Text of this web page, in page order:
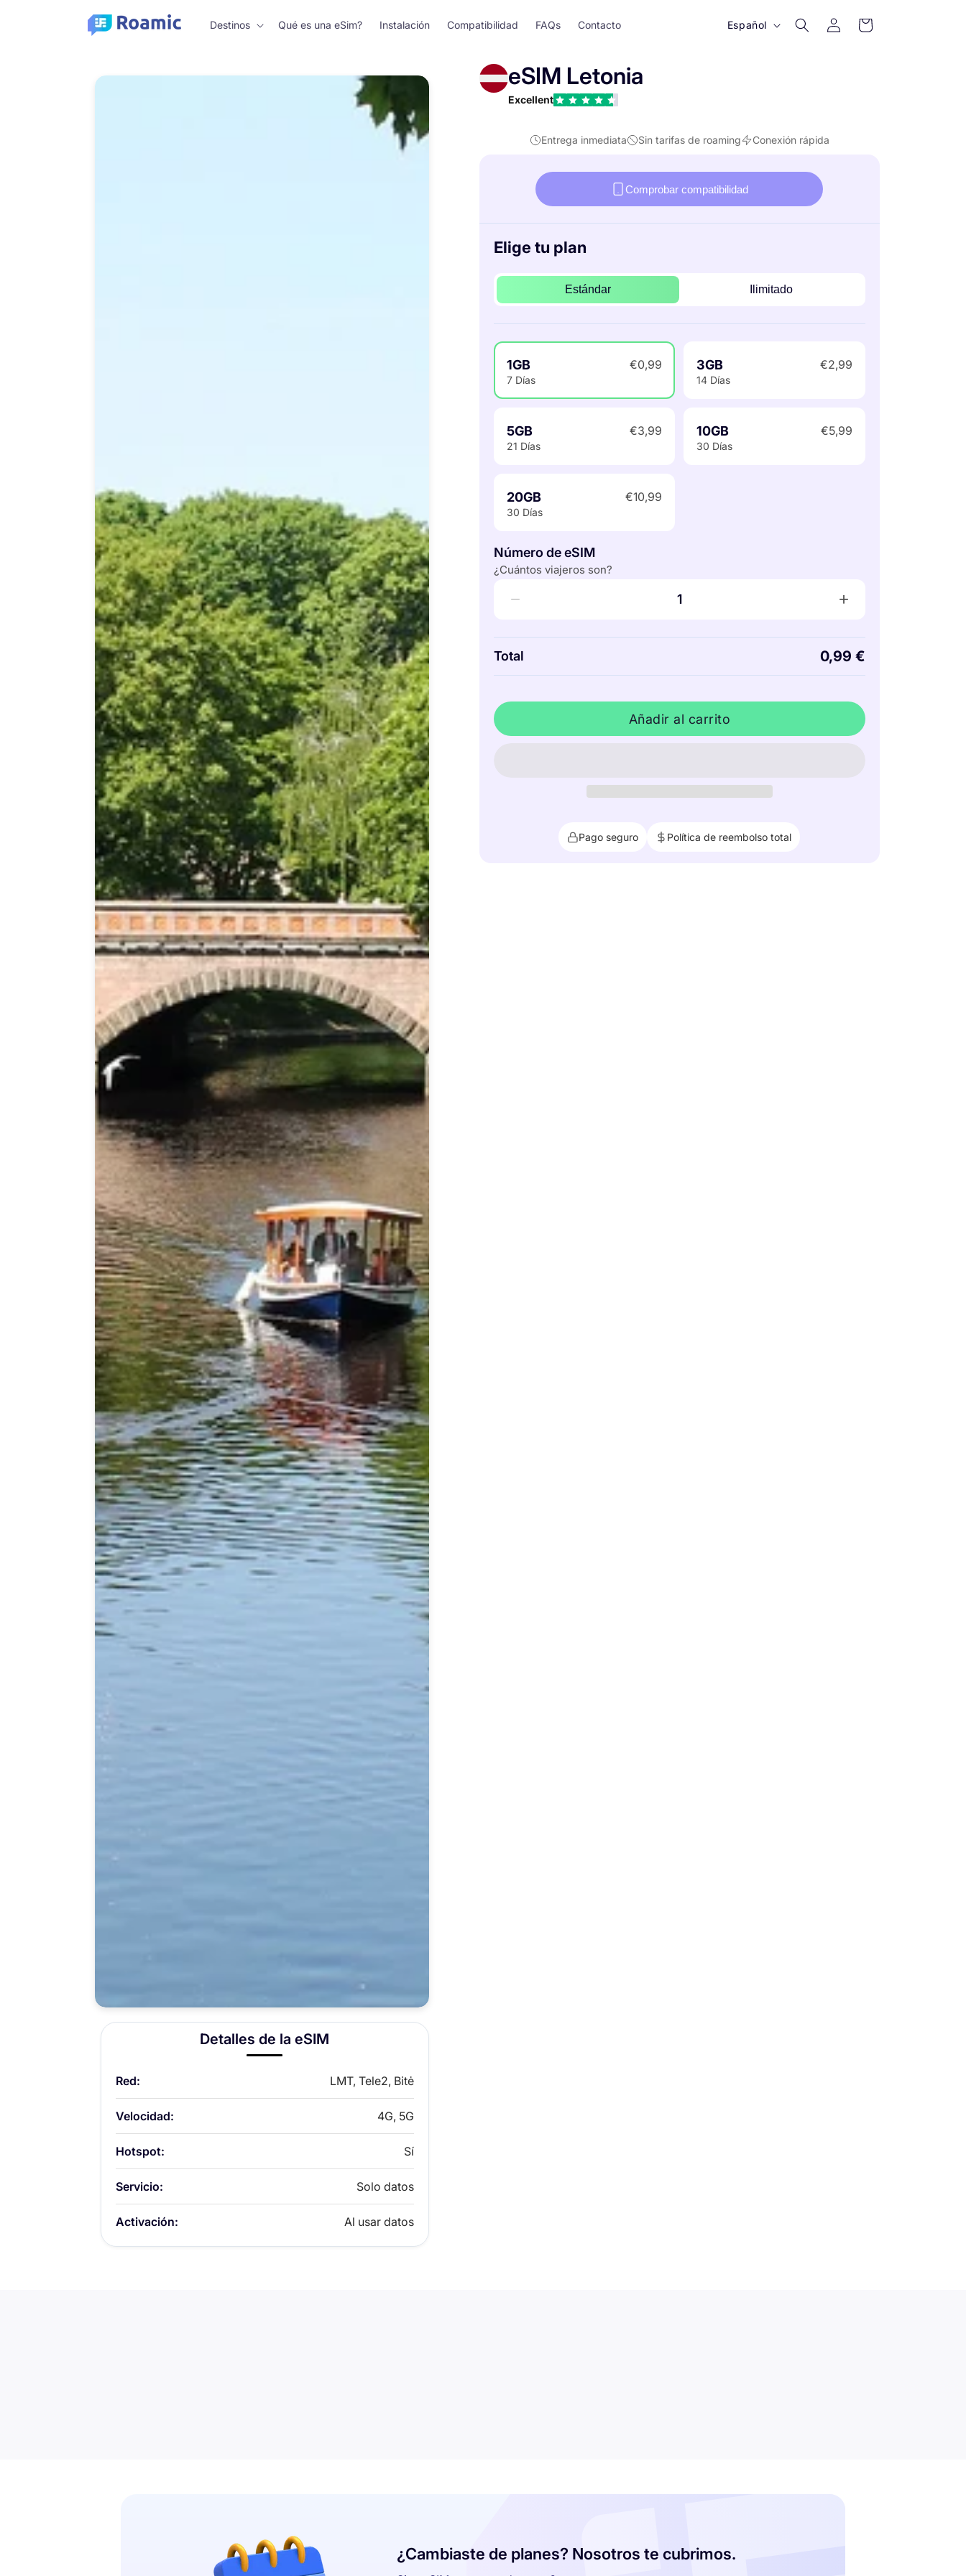
Destinos Qué es una eSim? Instalación Compatibilidad FAQs Contacto
a
Español
Iniciar
sesión
Carrito
Detalles de la eSIM
Red: LMT, Tele2, Bitė
Velocidad: 4G, 5G
Hotspot: Sí
Servicio: Solo datos
Activación: Al usar datos
eSIM Letonia
Excellent
Entrega inmediata Sin tarifas de roaming Conexión rápida
Comprobar compatibilidad
Elige tu plan
Estándar Ilimitado
1GB €0,99
7 Días
3GB €2,99
14 Días
5GB €3,99
21 Días
10GB €5,99
30 Días
20GB €10,99
30 Días
Número de eSIM
¿Cuántos viajeros son?
− 1 +
Total 0,99 €
Añadir al carrito
Pago seguro Política de reembolso total
¿Cambiaste de planes? Nosotros te cubrimos.